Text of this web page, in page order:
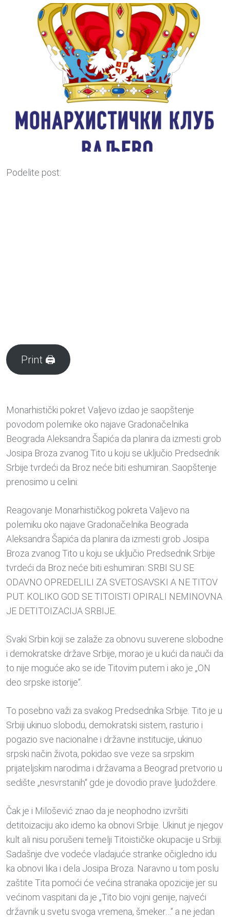
Podelite post:
Print 🖨
Monarhistički pokret Valjevo izdao je saopštenje
povodom polemike oko najave Gradonačelnika
Beograda Aleksandra Šapića da planira da izmesti grob
Josipa Broza zvanog Tito u koju se uključio Predsednik
Srbije tvrdeći da Broz neće biti eshumiran. Saopštenje
prenosimo u celini:
Reagovanje Monarhističkog pokreta Valjevo na
polemiku oko najave Gradonačelnika Beograda
Aleksandra Šapića da planira da izmesti grob Josipa
Broza zvanog Tito u koju se uključio Predsednik Srbije
tvrdeći da Broz neće biti eshumiran: SRBI SU SE
ODAVNO OPREDELILI ZA SVETOSAVSKI A NE TITOV
PUT. KOLIKO GOD SE TITOISTI OPIRALI NEMINOVNA
JE DETITOIZACIJA SRBIJE.
Svaki Srbin koji se zalaže za obnovu suverene slobodne
i demokratske države Srbije, morao je u kući da nauči da
to nije moguće ako se ide Titovim putem i ako je „ON
deo srpske istorije“.
To posebno važi za svakog Predsednika Srbije. Tito je u
Srbiji ukinuo slobodu, demokratski sistem, rasturio i
pogazio sve nacionalne i državne institucije, ukinuo
srpski način života, pokidao sve veze sa srpskim
prijateljskim narodima i državama a Beograd pretvorio u
sedište „nesvrstanih“ gde je dovodio prave ljudoždere.
Čak je i Milošević znao da je neophodno izvršiti
detitoizaciju ako idemo ka obnovi Srbije. Ukinut je njegov
kult ali nisu porušeni temelji Titoističke okupacije u Srbiji.
Sadašnje dve vodeće vladajuće stranke očigledno idu
ka obnovi lika i dela Josipa Broza. Naravno u tom poslu
zaštite Tita pomoći će većina stranaka opozicije jer su
većinom vaspitani da je „Tito bio vojni genije, najveći
državnik u svetu svoga vremena, šmeker…“ a ne jedan